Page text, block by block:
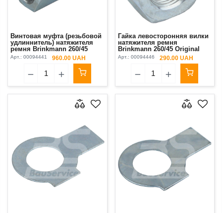
Винтовая муфта (резьбовой
удлиннитель) натяжителя
ремня Brinkmann 260/45
Original
Арт.: 00094441 960.00 UAH
Гайка левосторонняя вилки
натяжителя ремня
Brinkmann 260/45 Original
Арт.: 00094446 290.00 UAH